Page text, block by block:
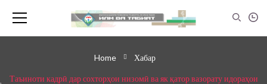
Home Хабар
Таъиноти кадрӣ дар сохторҳои низомӣ ва як қатор вазорату идораҳои